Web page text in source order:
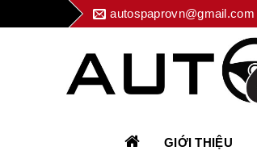
to
autospaprovn@gmail.com
GIỚI THIỆU